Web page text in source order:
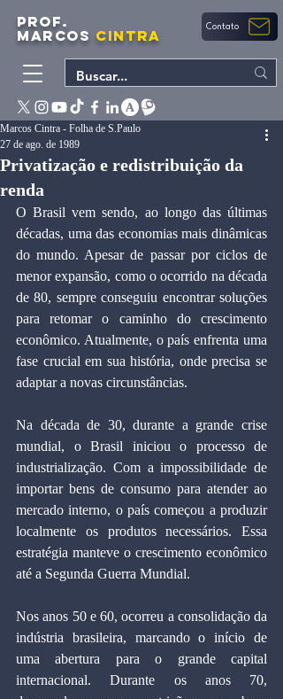
PROF.
MARCOS CINTRA Contato
Privatização e redistribuição da
renda
Marcos Cintra - Folha de S.Paulo
27 de ago. de 1989
O Brasil vem sendo, ao longo das últimas
décadas, uma das economias mais dinâmicas
do mundo. Apesar de passar por ciclos de
menor expansão, como o ocorrido na década
de 80, sempre conseguiu encontrar soluções
para retomar o caminho do crescimento
econômico. Atualmente, o país enfrenta uma
fase crucial em sua história, onde precisa se
adaptar a novas circunstâncias.
Na década de 30, durante a grande crise
mundial, o Brasil iniciou o processo de
industrialização. Com a impossibilidade de
importar bens de consumo para atender ao
mercado interno, o país começou a produzir
localmente os produtos necessários. Essa
estratégia manteve o crescimento econômico
até a Segunda Guerra Mundial.
Nos anos 50 e 60, ocorreu a consolidação da
indústria brasileira, marcando o início de
uma abertura para o grande capital
internacional. Durante os anos 70,